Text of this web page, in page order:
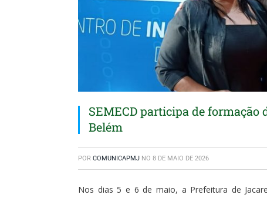
SEMECD participa de
Belém
POR COMUNICAPMJ NO 8 DE MAIO DE 2026
Nos dias 5 e 6 de maio, a Prefeitura de